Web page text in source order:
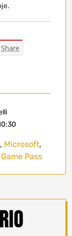
Share
, Microsoft,
Pass